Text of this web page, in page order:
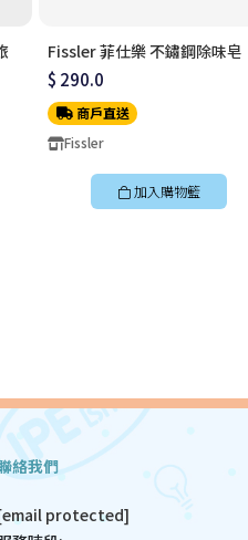
Fissler 菲仕樂 不鏽鋼除味皂
$ 290.0
商戶直送
Fissler
加入購物籃
絡我們
protected]